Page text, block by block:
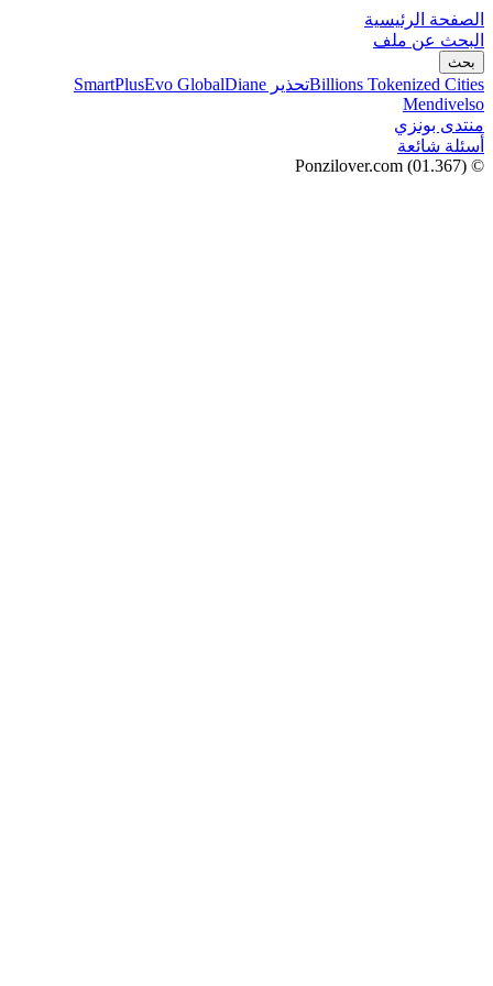
الصفحة الرئيسية
البحث عن ملف
بحث
Billions Tokenized Citiesتحذير SmartPlus Evo GlobalDiane
Mendivelso
منتدى بونزي
أسئلة شائعة
© Ponzilover.com
(01.367)